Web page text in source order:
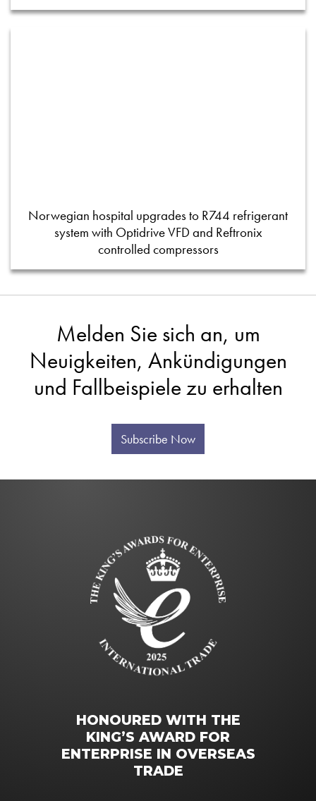
Norwegian hospital upgrades to R744 refrigerant
system with Optidrive VFD and Reftronix
controlled compressors
Melden Sie sich an, um
Neuigkeiten, Ankündigungen
und Fallbeispiele zu erhalten
Subscribe Now
HONOURED WITH THE
KING’S AWARD FOR
ENTERPRISE IN OVERSEAS
TRADE